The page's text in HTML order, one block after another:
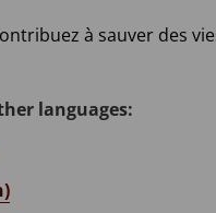
à sauver des
languages: